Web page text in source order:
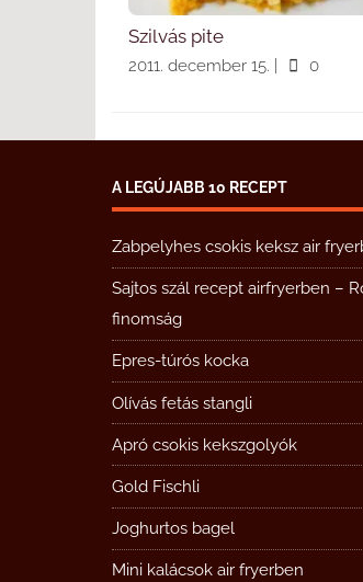
Szilvás pite
2011. december 15. 0
A LEGÚJABB 10 RECEPT
Zabpelyhes csokis keksz air
Sajtos szál recept airfryerben –
finomság
Epres-túrós kocka
Olívás fetás stangli
Apró csokis kekszgolyók
Gold Fischli
Joghurtos bagel
Mini kalácsok air fryerben